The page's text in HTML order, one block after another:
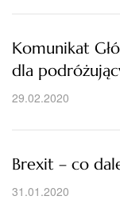
Komunikat
dla
29.02.2020
Brexit – co
31.01.2020